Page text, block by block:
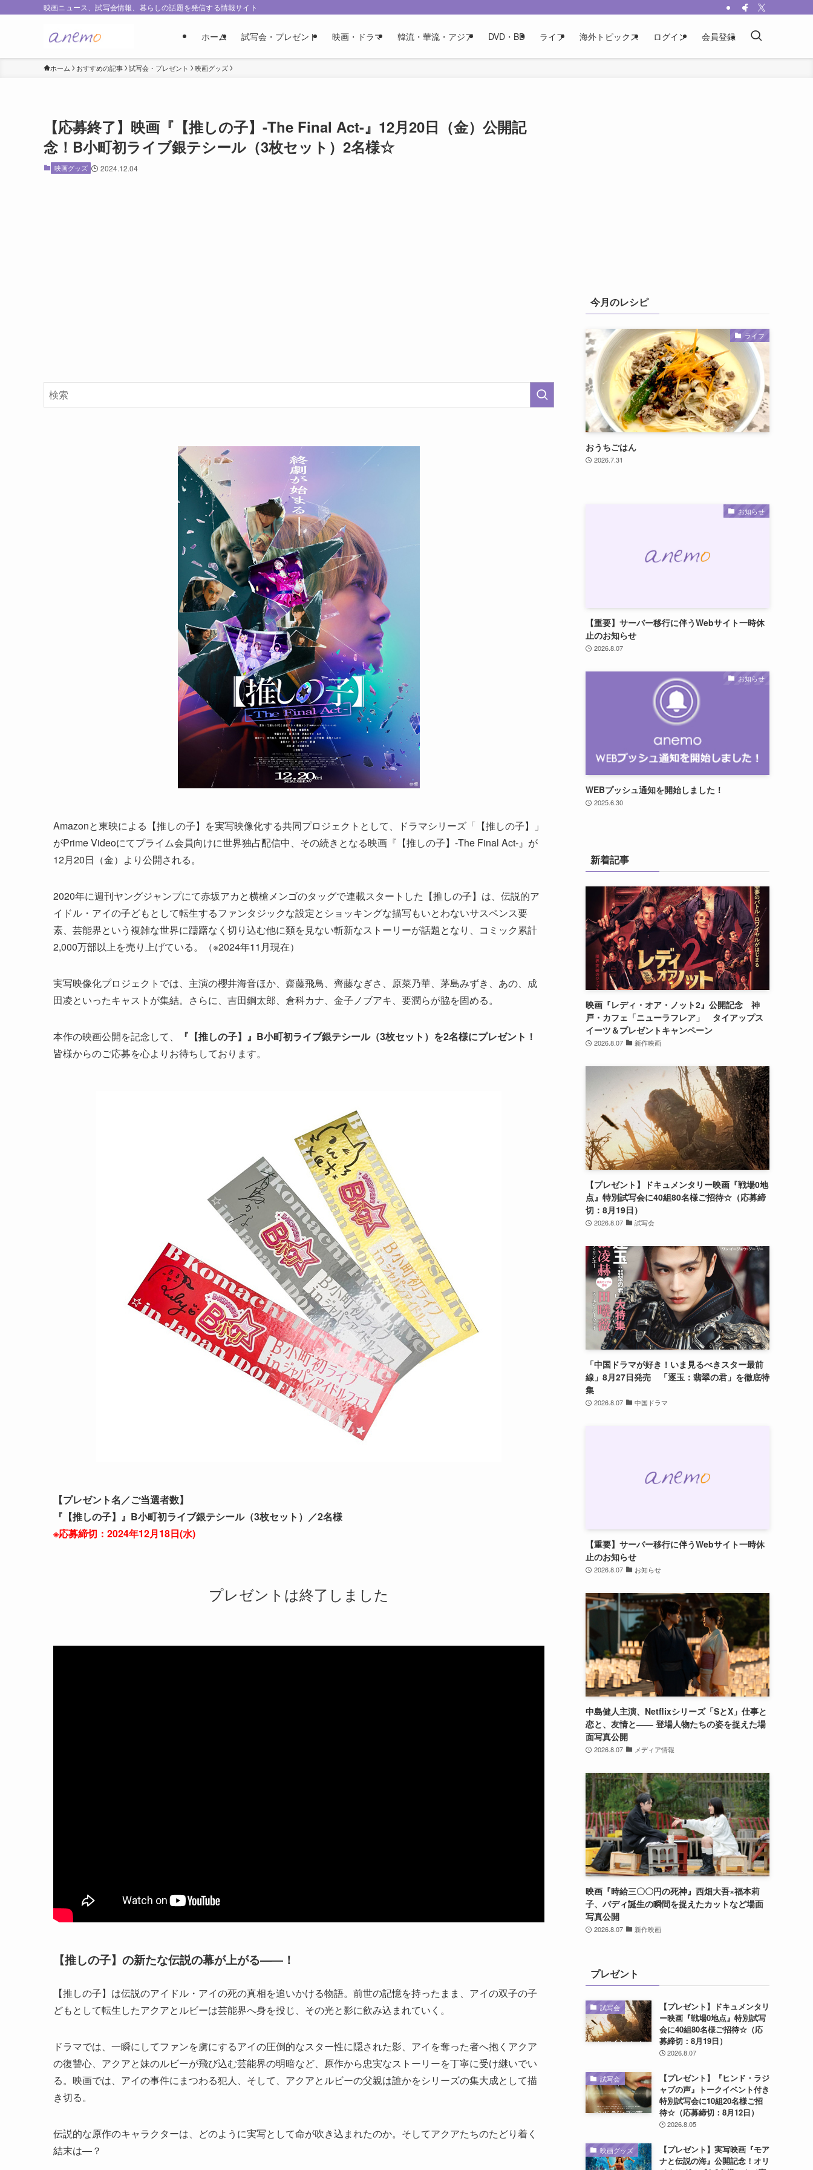
映画ニュース、試写会情報、暮らしの話題を発信する情報サイト
ホーム 試写会・プレゼント 映画・ドラマ 韓流・華流・アジア DVD・BD ライフ 海外トピックス ログイン 会員登録
ホーム おすすめの記事 試写会・プレゼント 映画グッズ
【応募終了】映画『【推しの子】-The Final Act-』12月20日（金）公開記
念！B小町初ライブ銀テシール（3枚セット）2名様☆
映画グッズ 2024.12.04
Amazonと東映による【推しの子】を実写映像化する共同プロジェクトとして、ドラマシリーズ「【推しの子】」
がPrime Videoにてプライム会員向けに世界独占配信中、その続きとなる映画『【推しの子】-The Final Act-』が
12月20日（金）より公開される。
2020年に週刊ヤングジャンプにて赤坂アカと横槍メンゴのタッグで連載スタートした【推しの子】は、伝説的ア
イドル・アイの子どもとして転生するファンタジックな設定とショッキングな描写もいとわないサスペンス要
素、芸能界という複雑な世界に躊躇なく切り込む他に類を見ない斬新なストーリーが話題となり、コミック累計
2,000万部以上を売り上げている。（※2024年11月現在）
実写映像化プロジェクトでは、主演の櫻井海音ほか、齋藤飛鳥、齊藤なぎさ、原菜乃華、茅島みずき、あの、成
田凌といったキャストが集結。さらに、吉田鋼太郎、倉科カナ、金子ノブアキ、要潤らが脇を固める。
本作の映画公開を記念して、
『【推しの子】』B小町初ライブ銀テシール（3枚セット）を2名様にプレゼント！
皆様からのご応募を心よりお待ちしております。
【プレゼント名／ご当選者数】
『【推しの子】』B小町初ライブ銀テシール（3枚セット）／2名様
※応募締切：2024年12月18日(水)
プレゼントは終了しました
【推しの子】の新たな伝説の幕が上がる—―！
【推しの子】は伝説のアイドル・アイの死の真相を追いかける物語。前世の記憶を持ったまま、アイの双子の子
どもとして転生したアクアとルビーは芸能界へ身を投じ、その光と影に飲み込まれていく。
ドラマでは、一瞬にしてファンを虜にするアイの圧倒的なスター性に隠された影、アイを奪った者へ抱くアクア
の復讐心、アクアと妹のルビーが飛び込む芸能界の明暗など、原作から忠実なストーリーを丁寧に受け継いでい
る。映画では、アイの事件にまつわる犯人、そして、アクアとルビーの父親は誰かをシリーズの集大成として描
き切る。
伝説的な原作のキャラクターは、どのように実写として命が吹き込まれたのか。そしてアクアたちのたどり着く
結末は―？
今月のレシピ
ライフ
おうちごはん
2026.7.31
お知らせ
【重要】サーバー移行に伴うWebサイト一時休
止のお知らせ
2026.8.07
お知らせ
WEBプッシュ通知を開始しました！
2025.6.30
新着記事
映画『レディ・オア・ノット2』公開記念 神
戸・カフェ「ニューラフレア」 タイアップス
イーツ＆プレゼントキャンペーン
2026.8.07 新作映画
【プレゼント】ドキュメンタリー映画『戦場0地
点』特別試写会に40組80名様ご招待☆（応募締
切：8月19日）
2026.8.07 試写会
「中国ドラマが好き！いま見るべきスター最前
線」8月27日発売 「逐玉：翡翠の君」を徹底特
集
2026.8.07 中国ドラマ
【重要】サーバー移行に伴うWebサイト一時休
止のお知らせ
2026.8.07 お知らせ
中島健人主演、Netflixシリーズ「SとX」仕事と
恋と、友情と―― 登場人物たちの姿を捉えた場
面写真公開
2026.8.07 メディア情報
映画『時給三〇〇円の死神』西畑大吾×福本莉
子、バディ誕生の瞬間を捉えたカットなど場面
写真公開
2026.8.07 新作映画
プレゼント
試写会
【プレゼント】ドキュメンタリ
ー映画『戦場0地点』特別試写
会に40組80名様ご招待☆（応
募締切：8月19日）
2026.8.07
試写会
【プレゼント】『ヒンド・ラジ
ャブの声』トークイベント付き
特別試写会に10組20名様ご招
待☆（応募締切：8月12日）
2026.8.05
映画グッズ
【プレゼント】実写映画『モア
ナと伝説の海』公開記念！オリ